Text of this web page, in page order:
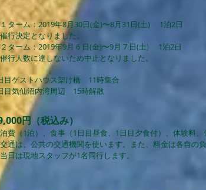
ターム：2019年8月30日(金)〜8月31日(土) 1泊2日
行決定となりました。
ターム：2019年9月 6 日(金)〜9月 7 日(土) 1泊2日
催行人数に達しないため中止となりました。
目ゲストハウス架け橋 11時集合
目気仙沼内湾周辺 15時解散
円（税込み）
費（1泊）、食事（1日目昼食、1日目夕食付）、体験料、
通は、公共の交通機関を使います。また、料金は各自の負
当日は現地スタッフが1名同行します。